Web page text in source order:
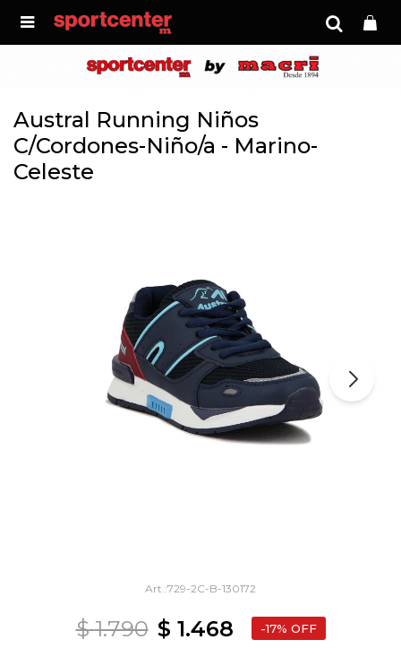

Austral Running Niños
C/Cordones-Niño/a - Marino-
Celeste
729-2C-B-130172
$ 1.468
$ 1.790 17